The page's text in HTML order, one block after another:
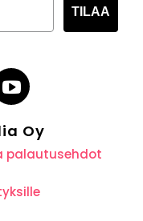
TILAA
Oy
palautusehdot